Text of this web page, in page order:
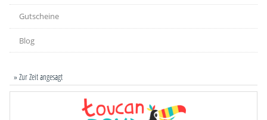
Gutscheine
Blog
» Zur Zeit angesagt